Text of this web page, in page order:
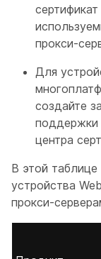
прокси-
Для
создайте
поддержки
центра
В этой
устройства
прокси-